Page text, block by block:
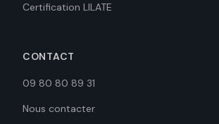
Certification LILATE
CONTACT
09 80 80 89 31
Nous contacter